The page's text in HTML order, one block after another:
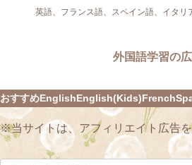
英語、フランス語、スペイン語、イタリ
外国語学習の
おすすめEnglishEnglish(Kids)French
※当サイトは、アフィリエイト広告を